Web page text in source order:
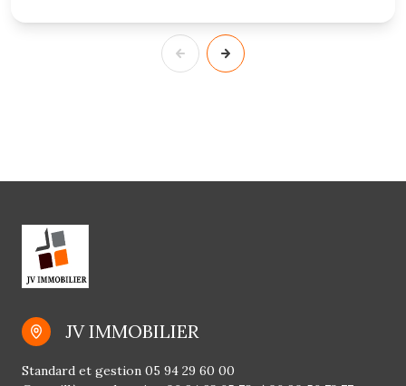
JV IMMOBILIER
Standard et gestion 05 94 29 60 00